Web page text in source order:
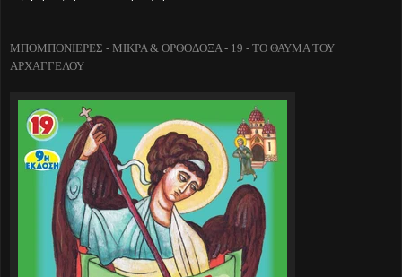
ΜΠΟΜΠΟΝΙΕΡΕΣ - ΜΙΚΡΑ & ΟΡΘΟΔΟΞΑ - 19 - ΤΟ ΘΑΥΜΑ ΤΟΥ
ΑΡΧΑΓΓΕΛΟΥ